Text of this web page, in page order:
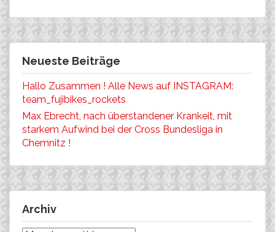
Neueste Beiträge
Hallo Zusammen ! Alle News auf INSTAGRAM:
team_fujibikes_rockets
Max Ebrecht, nach überstandener Krankeit, mit
starkem Aufwind bei der Cross Bundesliga in
Chemnitz !
Archiv